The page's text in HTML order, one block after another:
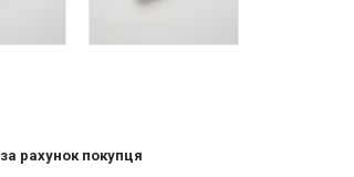
за рахунок покупця